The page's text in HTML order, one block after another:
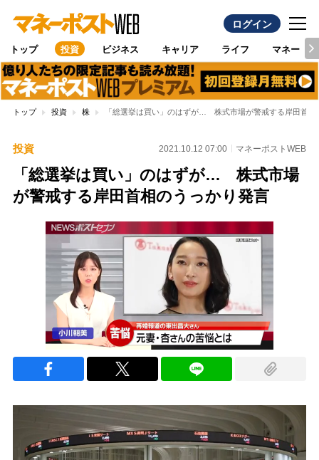
ログイン
トップ 投資 ビジネス キャリア ライフ マネー
トップ 投資 株 「総選挙は買い」のはずが… 株式市場が警戒する岸田首相
投資 2021.10.12 07:00 マネーポストWEB
「総選挙は買い」のはずが… 株式市場
が警戒する岸田首相のうっかり発言